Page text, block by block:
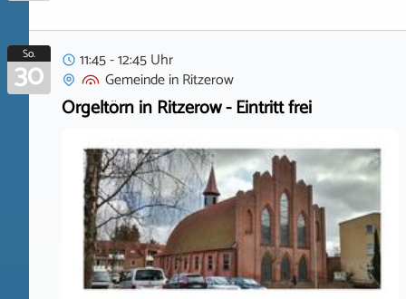
So.
30
11:45 - 12:45 Uhr
GemeindeinRitzerow
Orgeltörn in Ritzerow - Eintritt frei